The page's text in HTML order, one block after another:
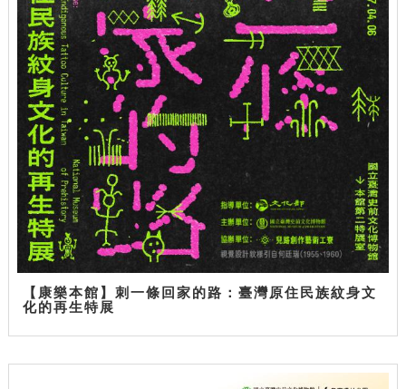
【康樂本館】刺一條回家的路：臺灣原住民族紋身文
化的再生特展